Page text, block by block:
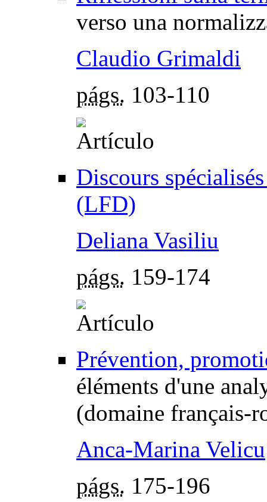
verso una
Claudio Grimaldi
págs. 103-110
Discours
(LFD)
Deliana Vasiliu
págs. 159-174
Prévention,
éléments d'une
(domaine français-
Anca-Marina Velicu
págs. 175-196